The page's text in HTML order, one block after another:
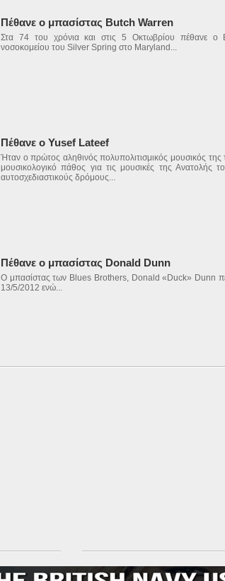
Πέθανε ο μπασίστας Butch Warren
Στα 74 του χρόνια και στις 5 Οκτωβρίου πέθανε ο
νοσοκομείου του Silver Spring στο Maryland...
Πέθανε ο Yusef Lateef
Ήταν ο πρώτος αληθινός πολυπολιτισμικός μουσικός της
μουσικολογικό πάθος για τις μουσικές της Ανατολής
αυτοσχεδιαστικούς δρόμους...
Πέθανε ο μπασίστας Donald Dunn
Ο μπασίστας των Blues Brothers, Donald «Duck» Dunn
13/5/2012 ενώ...